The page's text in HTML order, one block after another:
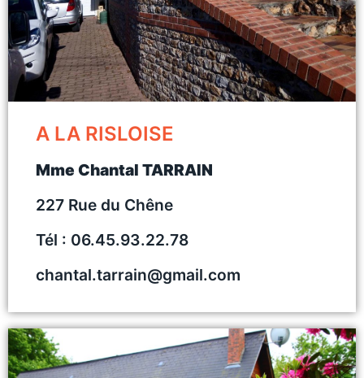
A LA RISLOISE
Mme Chantal TARRAIN
227 Rue du Chêne
Tél : 06.45.93.22.78
chantal.tarrain@gmail.com